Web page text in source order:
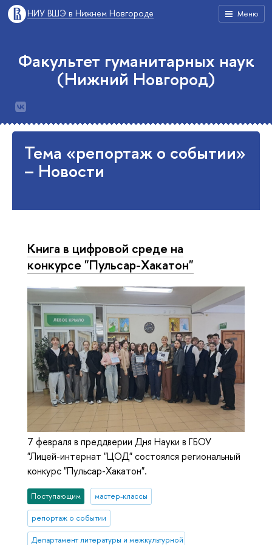
Меню
НИУ ВШЭ в Нижнем Новгороде
Факультет гуманитарных наук
(Нижний Новгород)
Тема «репортаж о событии»
– Новости
Книга в цифровой среде на
конкурсе "Пульсар-Хакатон"
7 февраля в преддверии Дня Науки в ГБОУ
"Лицей-интернат "ЦОД" состоялся региональный
конкурс "Пульсар-Хакатон".
Поступающим мастер-классы
репортаж о событии
Департамент литературы и межкультурной коммуникации